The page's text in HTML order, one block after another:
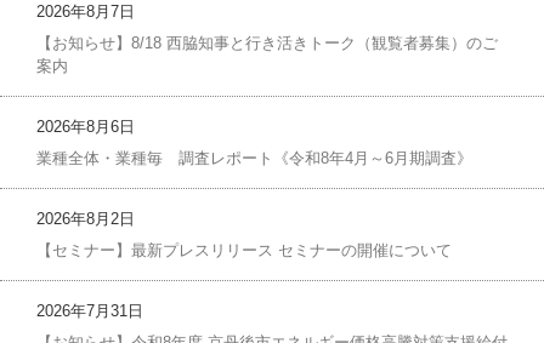
2026年8月7日
【お知らせ】8/18 西脇知事と行き活きトーク（観覧者募集）のご
案内
2026年8月6日
業種全体・業種毎 調査レポート《令和8年4月～6月期調査》
2026年8月2日
【セミナー】最新プレスリリース セミナーの開催について
2026年7月31日